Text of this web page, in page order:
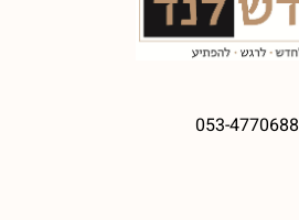
053-4770688